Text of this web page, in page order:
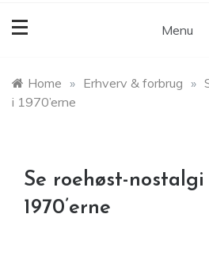
Menu
Home » Erhverv & forbrug »
i 1970’erne
Se roehøst-nostalgi
1970’erne